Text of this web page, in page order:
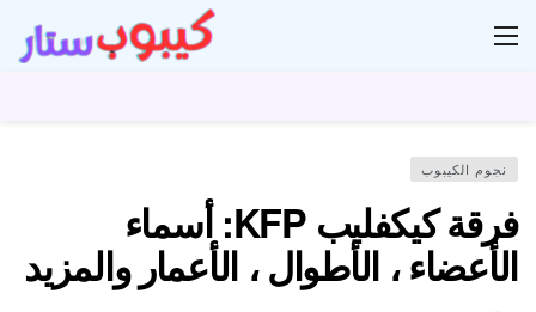
نجوم الكيبوب
فرقة كيكفليب KFP: أسماء
الأعضاء ، الأطوال ، الأعمار والمزيد